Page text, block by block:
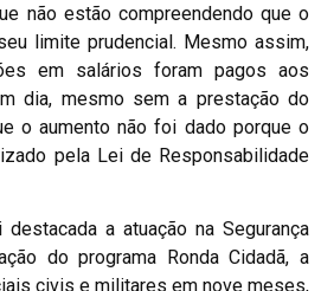
não estão compreendendo que o
limite prudencial. Mesmo assim,
em salários foram pagos aos
dia, mesmo sem a prestação do
o aumento não foi dado porque o
pela Lei de Responsabilidade
a atuação na Segurança
do programa Ronda Cidadã, a
civis e militares em nove meses,